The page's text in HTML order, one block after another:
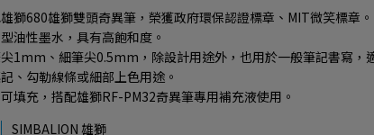
獅680雄獅雙頭奇異筆，榮獲政府環保認證標章、MIT微笑標章。
油性墨水，具有高飽和度。
1mm、細筆尖0.5mm，除設計用途外，也用於一般筆記書寫，
、勾勒線條或細部上色用途。
填充，搭配雄獅RF-PM32奇異筆專用補充液使用。
SIMBALION 雄獅